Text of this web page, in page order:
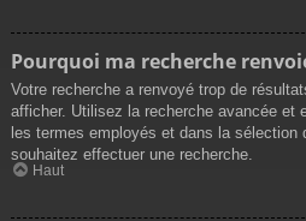
Pourquoi ma recherche
Votre recherche a renvoyé trop de
afficher. Utilisez la recherche avancée et
les termes employés et dans la
souhaitez effectuer une recherche.
Haut